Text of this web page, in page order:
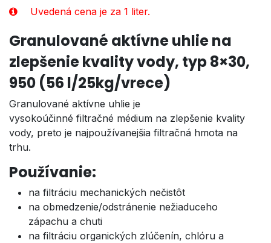
Uvedená cena je za 1 liter.
Granulované aktívne uhlie na
zlepšenie kvality vody, typ 8×30,
950 (56 l/25kg/vrece)
Granulované aktívne uhlie je
vysokoúčinné filtračné médium na zlepšenie kvality
vody, preto je najpoužívanejšia filtračná hmota na
trhu.
Používanie:
na filtráciu mechanických nečistôt
na obmedzenie/odstránenie nežiaduceho
zápachu a chuti
na filtráciu organických zlúčenín, chlóru a